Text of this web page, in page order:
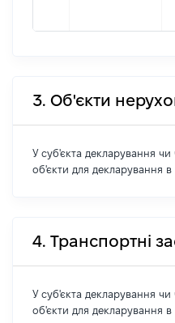
3. Об'єкти
У суб'єкта декларування чи
об'єкти для декларування в
4. Транспортні
У суб'єкта декларування чи
об'єкти для декларування в